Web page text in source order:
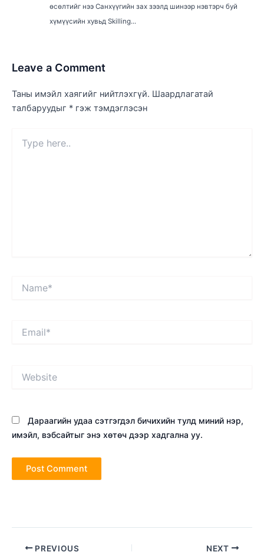
өсөлтийг нээ Санхүүгийн зах зээлд шинээр нэвтэрч буй
хүмүүсийн хувьд Skilling...
Leave a Comment
Таны имэйл хаягийг нийтлэхгүй. Шаардлагатай
талбаруудыг * гэж тэмдэглэсэн
here..
Дараагийн удаа сэтгэгдэл бичихийн тулд миний нэр,
имэйл, вэбсайтыг энэ хөтөч дээр хадгална уу.
Post PREVIOUS NEXT